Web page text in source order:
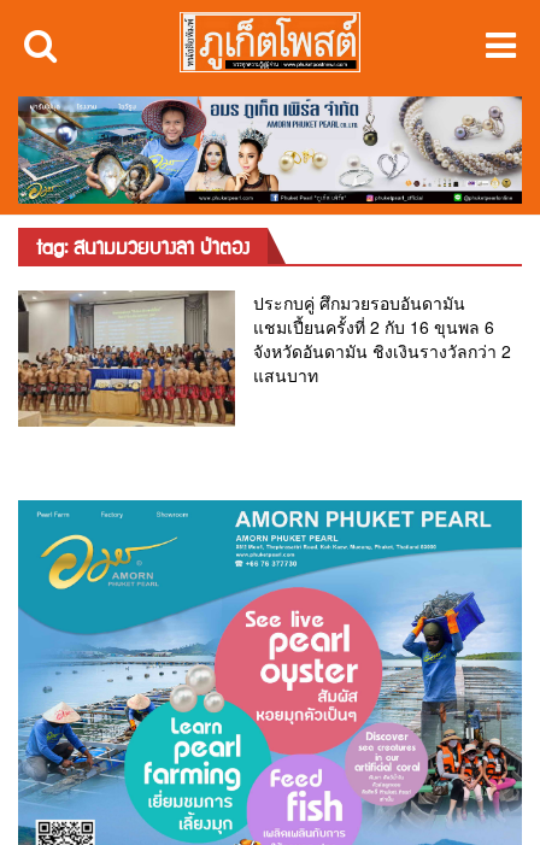
tag: สนามมวยบางลา ป่าตอง
ประกบคู่ ศึกมวยรอบอันดามัน
แชมเปี้ยนครั้งที่ 2 กับ 16 ขุนพล 6
จังหวัดอันดามัน ชิงเงินรางวัลกว่า 2
แสนบาท